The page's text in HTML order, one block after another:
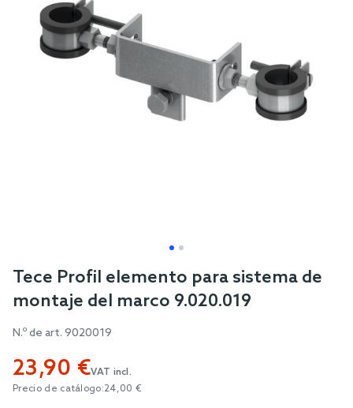
images
gallery
Skip
beginning
the
images
Tece Profil elemento para sistema de
montaje del marco 9.020.019
N.º de art. 9020019
23,90 €VAT incl.
Precio de catálogo:24,00 €